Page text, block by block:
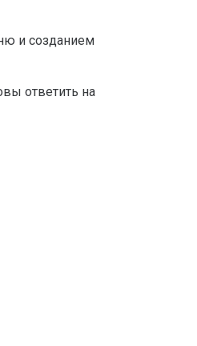
и созданием
ответить на